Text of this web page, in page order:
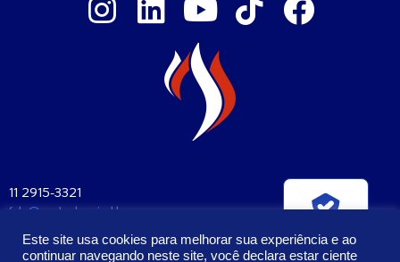
11 2915-3321
fale@santaclara.ind.br
CEP: 04225-000
Este site usa cookies para melhorar sua experiência e ao
continuar navegando neste site, você declara estar ciente